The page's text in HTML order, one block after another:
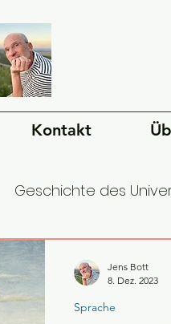
Kontakt
Geschichte des
Geschichte der
Sprache
Jens Bott
8. Dez. 2023